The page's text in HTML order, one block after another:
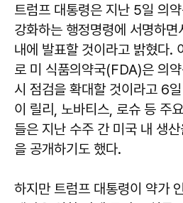
트럼프 대통령은 지난 5일 의
강화하는 행정명령에 서명하
내에 발표할 것이라고 밝혔다.
로 미 식품의약국(FDA)은 의
시 점검을 확대할 것이라고 6
이 릴리, 노바티스, 로슈 등 주
들은 지난 수주 간 미국 내 생
을 공개하기도 했다.
하지만 트럼프 대통령이 약가